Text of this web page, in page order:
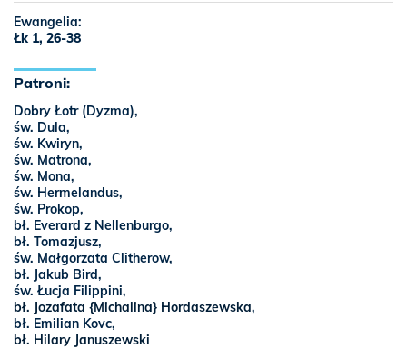
Ewangelia:
Łk 1, 26-38
Patroni:
Dobry Łotr (Dyzma),
św. Dula,
św. Kwiryn,
św. Matrona,
św. Mona,
św. Hermelandus,
św. Prokop,
bł. Everard z Nellenburgo,
bł. Tomazjusz,
św. Małgorzata Clitherow,
bł. Jakub Bird,
św. Łucja Filippini,
bł. Jozafata {Michalina} Hordaszewska,
bł. Emilian Kovc,
bł. Hilary Januszewski